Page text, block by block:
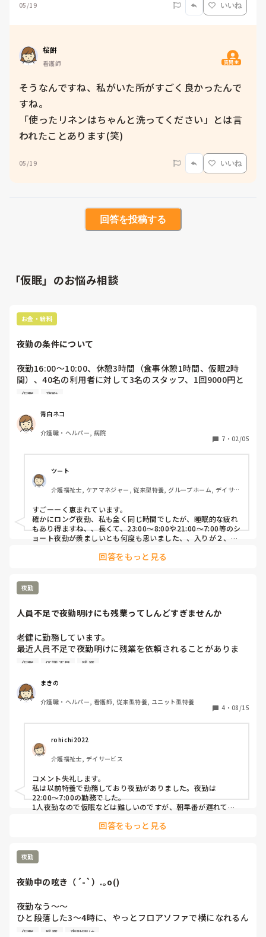
05/19 いいね
桜餅
看護師 質問主
そうなんですね、私がいた所がすごく良かったんで
すね。
「使ったリネンはちゃんと洗ってください」とは言
われたことあります(笑)
05/19 いいね
回答を投稿する
「仮眠」のお悩み相談
お金・給料
夜勤の条件について
夜勤16:00〜10:00、休憩3時間（食事休憩1時間、仮眠2時
間）、40名の利用者に対して3名のスタッフ、1回9000円と
いうのは、条件は良い方でしょうか？
イレに行ける人が混在しています。夜間パッド交換必要な人
13〜15名、トイレ介助4〜5名、トイレ見守り5〜7名、残り
は自立ぐらいの割合です。
仮眠 夜勤
青白ネコ
介護職・ヘルパー, 病院
7 ・ 02/05
ツート
介護福祉士, ケアマネジャー, 従来型特養, グループホーム, デイサー
すごーーく恵まれています。
確かにロング夜勤、私も全く同じ時間でしたが、睡眠的な疲れ
もあり得ますね、、長くて、23:00〜8:00や21:00〜7:00等のシ
ョート夜勤が羨ましいとも何度も思いました、、入りが２、３
話がそれましたが、人員数、仮眠食事休憩（本当は全く取れな
回答をもっと見る
夜勤
人員不足で夜勤明けにも残業ってしんどすぎませんか
老健に勤務しています。
最近人員不足で夜勤明けに残業を依頼されることがありま
す。
たって体調を崩しました……
わたしの施設の夜勤は17時〜翌9時、仮眠休憩が2時間あり
ます。
る人員体制はさすがに勘弁してほしいですが、これってある
あるですか？
仮眠 体調不良 残業
まきの
介護職・ヘルパー, 看護師, 従来型特養, ユニット型特養
4 ・ 08/15
rohichi2022
介護福祉士, デイサービス
コメント失礼します。
私は以前特養で勤務しており夜勤がありました。夜勤は
22:00〜7:00の勤務でした。
1人夜勤なので仮眠などは難しいのですが、朝早番が遅れてし
ならない感じでした。やはり、日勤で人数が少ないと大変では
しかし、どこの施設も人手不足はあるのかなと思います。ただ
それを当たり前にしてしまうと、まきのさんのように体調を崩
のようにしたら負担が少なくなるか考えないといけないと思い
回答をもっと見る
夜勤
夜勤中の呟き（´-`）.｡o()
夜勤なう～～
ひと段落した3〜4時に、やっとフロアソファで横になれるん
やけど、なった途端目が覚めるのは何でだー笑
仮眠 残業 夜勤明け